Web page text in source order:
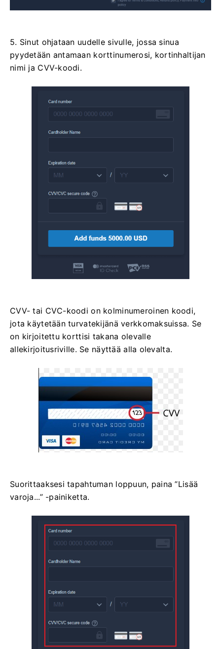
5. Sinut ohjataan uudelle sivulle, jossa sinua
pyydetään antamaan korttinumerosi, kortinhaltijan
nimi ja CVV-koodi.
CVV- tai СVС-koodi on kolminumeroinen koodi,
jota käytetään turvatekijänä verkkomaksuissa. Se
on kirjoitettu korttisi takana olevalle
allekirjoitusriville. Se näyttää alla olevalta.
Suorittaaksesi tapahtuman loppuun, paina ”Lisää
varoja...” -painiketta.